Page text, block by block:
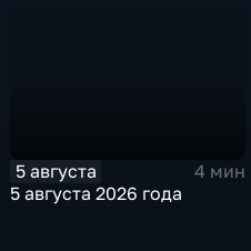
5 августа
4 мин
5 августа 2026 года